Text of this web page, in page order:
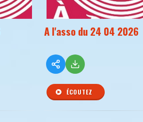
A l'asso du 24 04 2026
ÉCOUTEZ